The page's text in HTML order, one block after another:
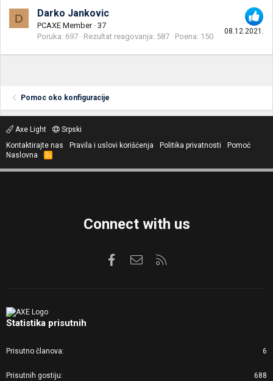
D
08.12.2021.
Darko Jankovic
PCAXE Member · 37
Poruka 697 Rezultat reagovanja 587 Poena 150
Pomoc oko konfiguracije
Axe Light
Srpski
Kontaktirajte nas
Pravila i uslovi korišćenja Politika privatnosti
Pomoć
Naslovna
R
S
Connect with us
FacebookKontaktirajte nas
Statistika prisutnih
Prisutno članova 6
Prisutnih gostiju 688